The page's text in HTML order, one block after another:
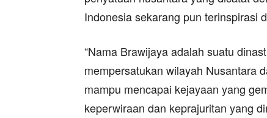
Indonesia sekarang pun terinspirasi
“Nama Brawijaya adalah suatu
mempersatukan wilayah Nusantara
mampu mencapai kejayaan yang
keperwiraan dan keprajuritan yang